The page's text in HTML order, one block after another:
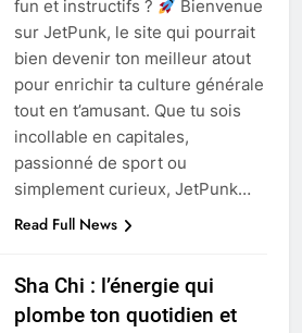
fun et instructifs ?
Bienvenue
sur JetPunk, le site qui pourrait
bien devenir ton meilleur atout
pour enrichir ta culture générale
tout en t’amusant. Que tu sois
incollable en capitales,
passionné de sport ou
simplement curieux, JetPunk…
Read Full News
Sha Chi : l’énergie qui
plombe ton quotidien et